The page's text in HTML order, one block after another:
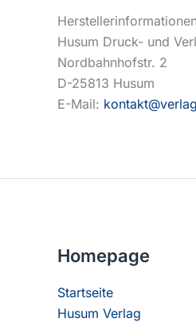
Husum Druck- und
Nordbahnhofstr. 2
D-25813 Husum
E-Mail:
Homepage
Startseite
Husum Verlag